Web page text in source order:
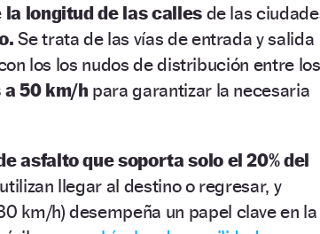
la longitud de las callesde las
Se trata de las vías de entrada y salida
los los nudos de distribución entre los
50 km/h para garantizar la necesaria
asfalto que soporta solo el 20% del
llegar al destino o regresar, y
km/h) desempeña un papel clave en la